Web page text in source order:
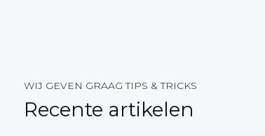
WIJ GEVEN GRAAG TIPS & TRICKS
Recente artikelen